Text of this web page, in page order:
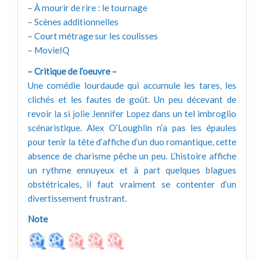
– À mourir de rire : le tournage
– Scènes additionnelles
– Court métrage sur les coulisses
– MovieIQ
– Critique de l’oeuvre –
Une comédie lourdaude qui accumule les tares, les
clichés et les fautes de goût. Un peu décevant de
revoir la si jolie Jennifer Lopez dans un tel imbroglio
scénaristique. Alex O’Loughlin n’a pas les épaules
pour tenir la tête d’affiche d’un duo romantique, cette
absence de charisme pêche un peu. L’histoire affiche
un rythme ennuyeux et à part quelques blagues
obstétricales, il faut vraiment se contenter d’un
divertissement frustrant.
Note